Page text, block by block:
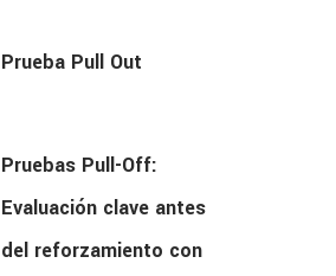
Prueba Pull Out
Pruebas Pull-Off:
Evaluación clave antes
del reforzamiento con